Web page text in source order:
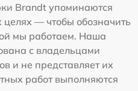
Brandt упоминаются
— чтобы обозначить
мы работаем. Наша
с владельцами
и не представляет их
работ выполняются